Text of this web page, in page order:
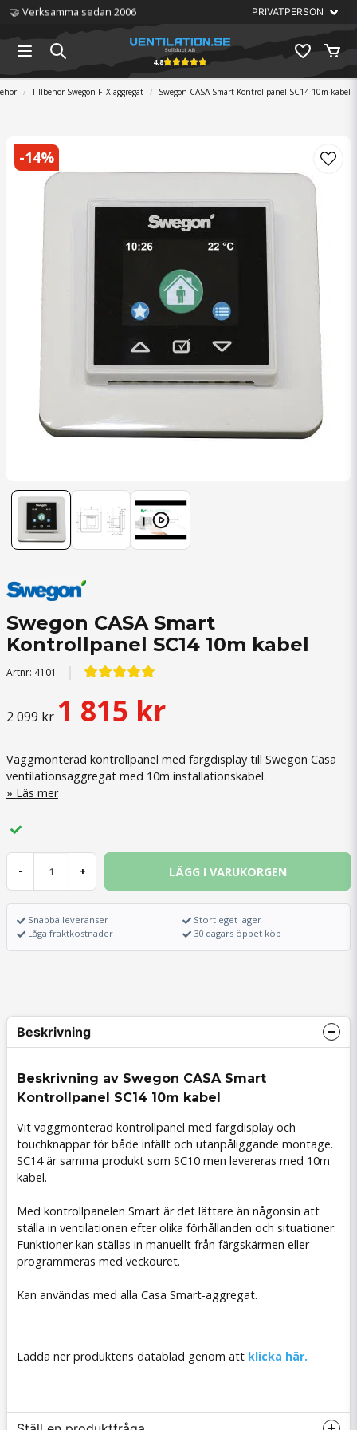
🏆 Störst på ventilation
4.8
Tillbehör Swegon FTX aggregat Swegon CASA Smart Kontrollpanel SC14 10m kabel
-14%
Swegon CASA Smart
Kontrollpanel SC14 10m kabel
Artnr: 4101
2 099 kr1 815 kr
Väggmonterad kontrollpanel med färgdisplay till Swegon Casa
ventilationsaggregat med 10m installationskabel.
Läs mer
- + LÄGG I VARUKORGEN
Snabba leveranser
Låga fraktkostnader
Stort eget lager
30 dagars öppet köp
Beskrivning
Beskrivning av Swegon CASA Smart
Kontrollpanel SC14 10m kabel
Vit väggmonterad kontrollpanel med färgdisplay och
touchknappar för både infällt och utanpåliggande montage.
SC14 är samma produkt som SC10 men levereras med 10m
kabel.
Med kontrollpanelen Smart är det lättare än någonsin att
ställa in ventilationen efter olika förhållanden och situationer.
Funktioner kan ställas in manuellt från färgskärmen eller
programmeras med veckouret.
Kan användas med alla Casa Smart-aggregat.
Ladda ner produktens datablad genom att klicka här.